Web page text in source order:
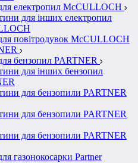
електропил McCULLOCH
для інших електропил
повітродувок McCULLOCH
бензопил PARTNER
для інших бензопил
для бензопили PARTNER
для бензопили PARTNER
для бензопили PARTNER
газонокосарки Partner